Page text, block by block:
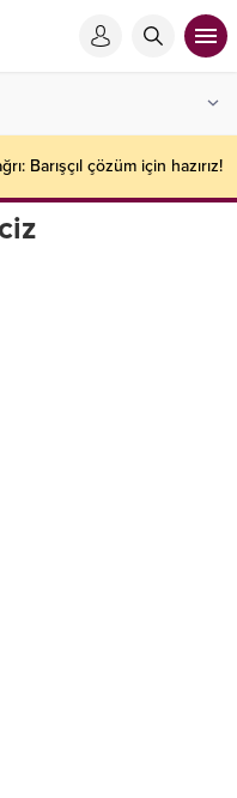
Barışçıl çözüm için hazırız!